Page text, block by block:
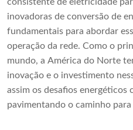
inovadoras de conversão de
fundamentais para abordar
operação da rede. Como o
mundo, a América do Norte
inovação e o investimento
assim os desafios energéticos
pavimentando o caminho